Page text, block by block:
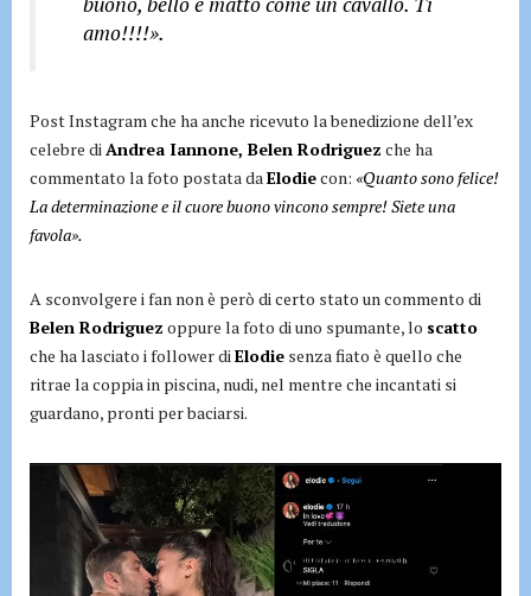
amo!!!!».
Post Instagram che ha anche ricevuto la benedizione dell’ex
celebre diAndrea Iannone, Belen Rodriguez che ha
commentato la foto postata daElodiecon: «Quanto sono felice!
La determinazione e il cuore buono vincono sempre! Siete una
favola».
A sconvolgere i fan non è però di certo stato un commento di
Belen Rodriguez oppure la foto di uno spumante, lo scatto
che ha lasciato i follower diElodie senza fiato è quello che
ritrae la coppia in piscina, nudi, nel mentre che incantati si
guardano, pronti per baciarsi.